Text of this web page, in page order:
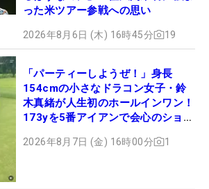
った米ツアー参戦への思い
2026年8月6日 (木) 16時45分 19
「パーティーしようぜ！」身長
154cmの小さなドラコン女子・鈴
木真緒が人生初のホールインワン！
173yを5番アイアンで会心のショッ
2026年8月7日 (金) 16時00分 1